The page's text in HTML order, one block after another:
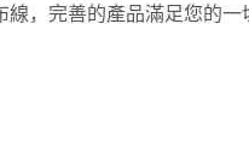
線，完善的產品滿足您的一